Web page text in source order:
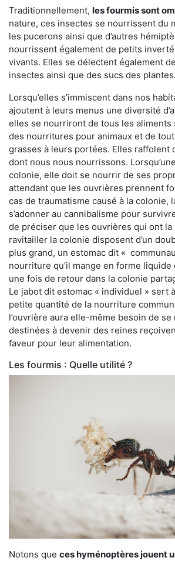
Traditionnellement, les fourmis sont
nature, ces insectes se nourrissent du
les pucerons ainsi que d’autres
nourrissent également de petits
vivants. Elles se délectent également
insectes ainsi que des sucs des plantes.
Lorsqu’elles s’immiscent dans nos
ajoutent à leurs menus une diversité
elles se nourriront de tous les aliments
des nourritures pour animaux et de
grasses à leurs portées. Elles raffolent
dont nous nous nourrissons.
colonie, elle doit se nourrir de ses
attendant que les ouvrières prennent
cas de traumatisme causé à la colonie,
s’adonner au cannibalisme pour
de préciser que les ouvrières qui ont la
ravitailler la colonie disposent d’un
plus grand, un estomac dit «
nourriture qu’il mange en forme liquide
une fois de retour dans la colonie
Le jabot dit estomac « individuel » sert
petite quantité de la nourriture
l’ouvrière aura elle-même besoin de
destinées à devenir des reines
faveur pour leur alimentation.
Les fourmis : Quelle utilité ?
Notons que ces hyménoptères jouent